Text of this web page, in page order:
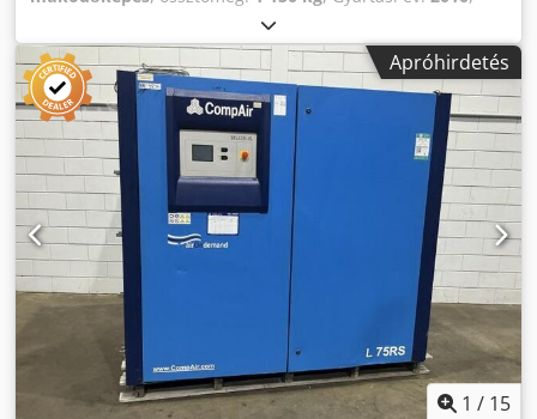
Kompresszor/Atlas Copco GA45P kompresszor Maximális
megengedett üzemi nyomás (MAWP) 7,8 bar/113 psi
Kapacitás 133,7 l/s 183,3CFM 8,02 m³/perc Feszültség 400V
50Hz Teljesítmény 45 kW/60 LE 2985 ford./perc Súlya 1150
kg Gyártási év 2010 Dsdjv Ey Tijpfx Aniswa Méretek
2000x1000x1800mm
Apróhirdetés
1 / 15